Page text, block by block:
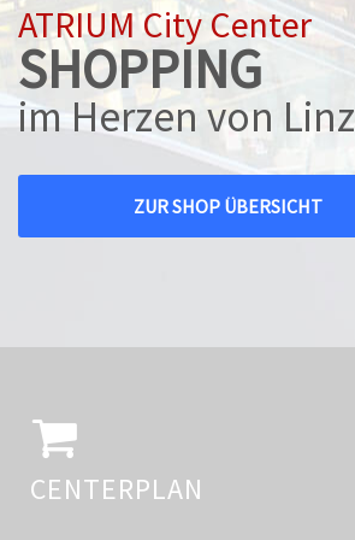
ATRIUM City Center
SHOPPING
im Herzen von Linz
ZUR SHOP ÜBERSICHT
CENTERPLAN